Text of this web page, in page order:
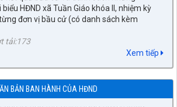
tải:173
3 năm 2026 Đấu giá quyền sử dụng đất, để
tải:245
Xem tiếp
BẢN BAN HÀNH CỦA HĐND
đơn vị hành chính cấp xã trên địa bàn
Điện Biên (gửi bản kèm Biên Bản kỳ
quả kỳ họp thứ Chín, HĐND huyện khóa
2026